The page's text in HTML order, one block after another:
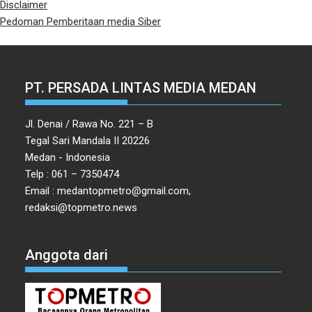
Disclaimer
Pedoman Pemberitaan media Siber
PT. PERSADA LINTAS MEDIA MEDAN
Jl. Denai / Rawa No. 221 – B
Tegal Sari Mandala II 20226
Medan - Indonesia
Telp : 061 – 7350474
Email : medantopmetro@gmail.com,
redaksi@topmetro.news
Anggota dari